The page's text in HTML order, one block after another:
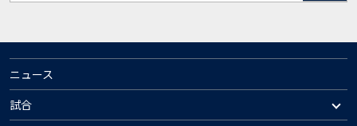
ニュース
試合